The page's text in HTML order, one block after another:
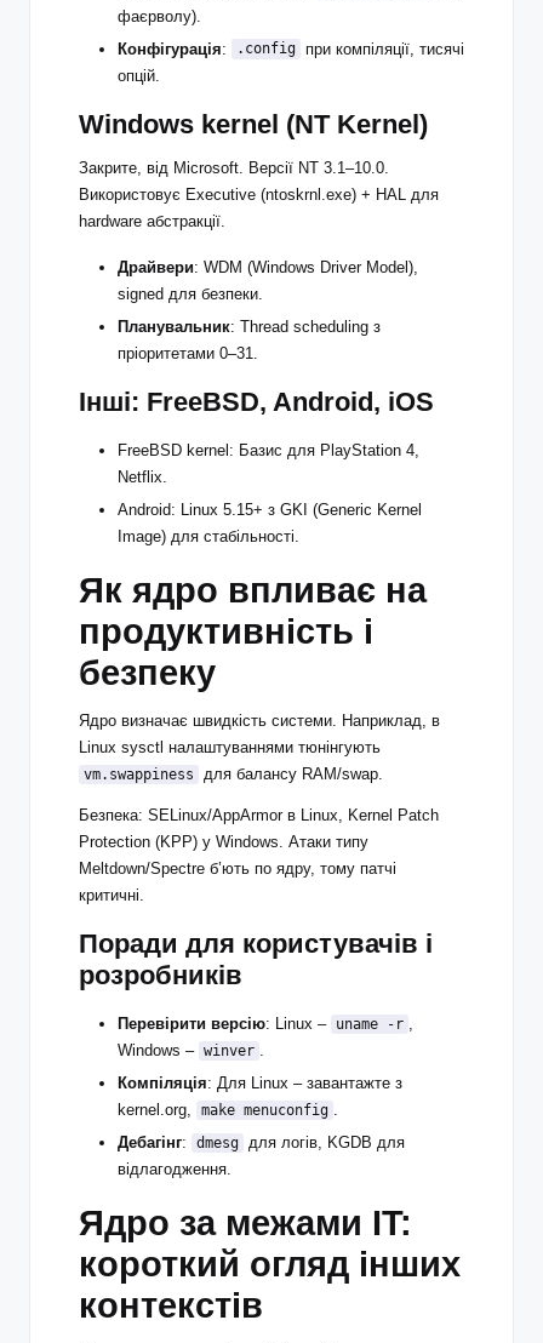
фаєрволу).
Конфігурація: .config
при компіляції, тисячі
опцій.
Windows kernel (NT Kernel)
Закрите, від Microsoft. Версії NT 3.1–10.0.
Використовує Executive (ntoskrnl.exe) + HAL для
hardware абстракції.
Драйвери: WDM (Windows Driver Model),
signed для безпеки.
Планувальник: Thread scheduling з
пріоритетами 0–31.
Інші: FreeBSD, Android, iOS
FreeBSD kernel: Базис для PlayStation 4,
Netflix.
Android: Linux 5.15+ з GKI (Generic Kernel
Image) для стабільності.
Як ядро впливає на
продуктивність і
безпеку
Ядро визначає швидкість системи. Наприклад, в
Linux sysctl налаштуваннями тюнінгують
vm.swappiness для балансу RAM/swap.
Безпека: SELinux/AppArmor в Linux, Kernel Patch
Protection (KPP) у Windows. Атаки типу
Meltdown/Spectre б’ють по ядру, тому патчі
критичні.
Поради для користувачів і
розробників
Перевірити версію: Linux – uname -r
Windows – winver
Компіляція: Для Linux – завантажте з
kernel.org,
make menuconfig .
Дебагінг: dmesg для логів, KGDB для
відлагодження.
Ядро за межами IT:
короткий огляд інших
контекстів